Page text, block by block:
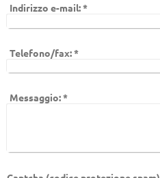
Indirizzo e-mail:*
Telefono/fax:*
Messaggio:*